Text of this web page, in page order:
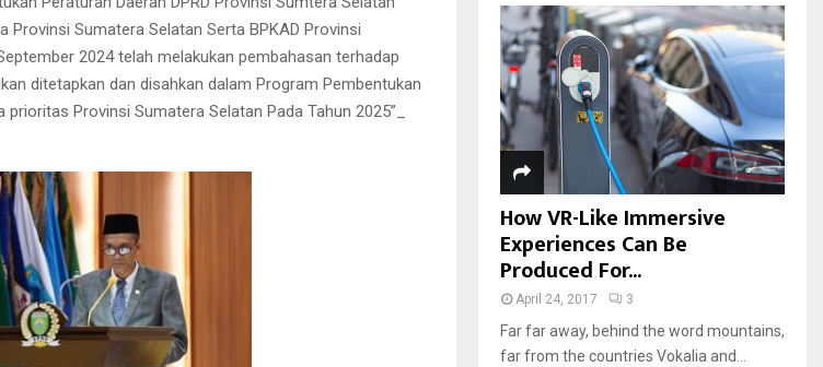
Provinsi Sumatera Selatan Serta BPKAD Provinsi
2024 telah melakukan pembahasan terhadap
ditetapkan dan disahkan dalam Program Pembentukan
Provinsi Sumatera Selatan Pada Tahun 2025”_
How VR-Like Immersive
Experiences Can Be
Produced For...
April 24, 2017 3
Far far away, behind the word mountains,
far from the countries Vokalia and...